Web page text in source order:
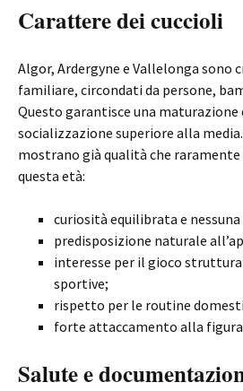
Carattere dei cuccioli
Algor, Ardergyne e Vallelonga sono
familiare, circondati da persone,
Questo garantisce una
socializzazione superiore alla
mostrano già qualità che raramente
questa età:
curiosità equilibrata e
predisposizione naturale
interesse per il gioco
sportive;
rispetto per le routine
forte attaccamento alla figura
Salute e